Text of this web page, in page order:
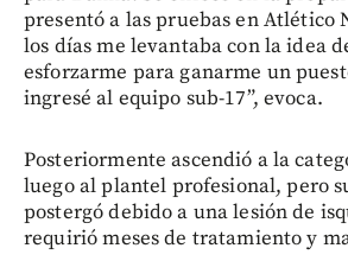
presentó a las pruebas en Atlético
los días me levantaba con la idea
esforzarme para ganarme un
ingresé al equipo sub-17”, evoca.
Posteriormente ascendió a la
luego al plantel profesional, pero
postergó debido a una lesión de
requirió meses de tratamiento y